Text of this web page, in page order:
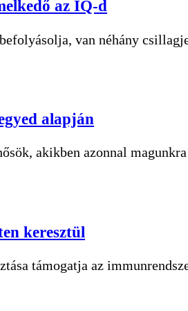
az IQ-d
van néhány
alapján
akikben azonnal
keresztül
támogatja az